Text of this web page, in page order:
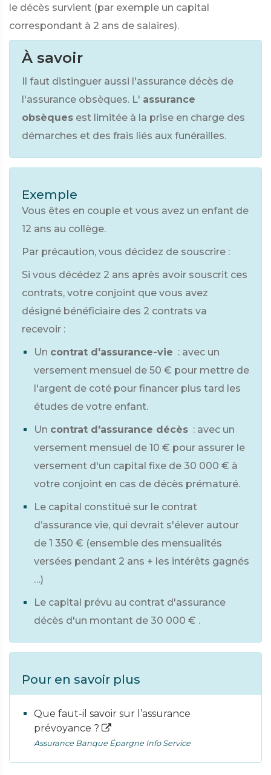
le décès survient (par exemple un capital
correspondant à 2 ans de salaires).
À savoir
Il faut distinguer aussi l'assurance décès de
l'assurance obsèques. L' assurance
obsèques est limitée à la prise en charge des
démarches et des frais liés aux funérailles.
Exemple
Vous êtes en couple et vous avez un enfant de
12 ans au collège.
Par précaution, vous décidez de souscrire :
Si vous décédez 2 ans après avoir souscrit ces
contrats, votre conjoint que vous avez
désigné bénéficiaire des 2 contrats va
recevoir :
Un contrat d'assurance-vie : avec un
versement mensuel de 50 € pour mettre de
l'argent de coté pour financer plus tard les
études de votre enfant.
Un contrat d'assurance décès : avec un
versement mensuel de 10 € pour assurer le
versement d'un capital fixe de 30 000 € à
votre conjoint en cas de décès prématuré.
Le capital constitué sur le contrat
d’assurance vie, qui devrait s'élever autour
de 1 350 € (ensemble des mensualités
versées pendant 2 ans + les intérêts gagnés
…)
Le capital prévu au contrat d'assurance
décès d'un montant de 30 000 € .
Pour en savoir plus
Que faut-il savoir sur l’assurance
prévoyance ?
Assurance Banque Épargne Info Service